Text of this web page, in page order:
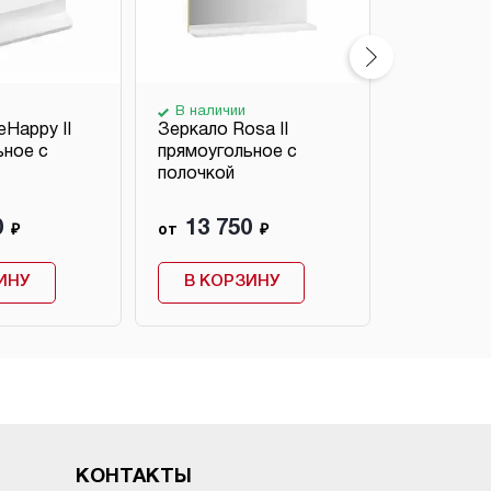
II
с
₽
В наличии
Зеркало Rosa II
прямоугольное с
полочкой
от 13 750 ₽
В КОРЗИНУ
КОНТАКТЫ